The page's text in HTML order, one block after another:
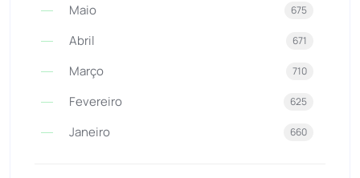
Maio 675
Abril 671
Março 710
Fevereiro 625
Janeiro 660